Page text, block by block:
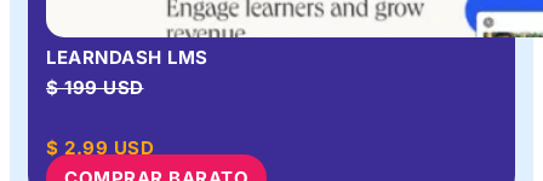
LEARNDASH LMS
$ 199 USD
$ 2.99 USD